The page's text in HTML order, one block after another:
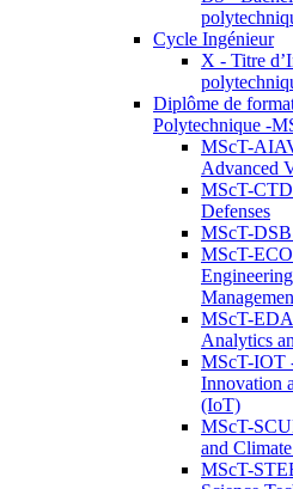
Cycle Ingénieur
X - Titre
Diplôme de
Polytechnique -
MScT-
Advanced
MScT-CTD
Defenses
MScT-DSB
MScT-
MScT-
Analytics
MScT-IOT
Innovation
(IoT)
MScT-
and
MScT-